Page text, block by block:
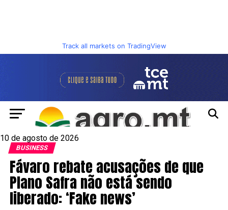
Track all markets on TradingView
10 de agosto de 2026
BUSINESS
Fávaro rebate acusações de que
Plano Safra não está sendo
liberado: ‘Fake news’